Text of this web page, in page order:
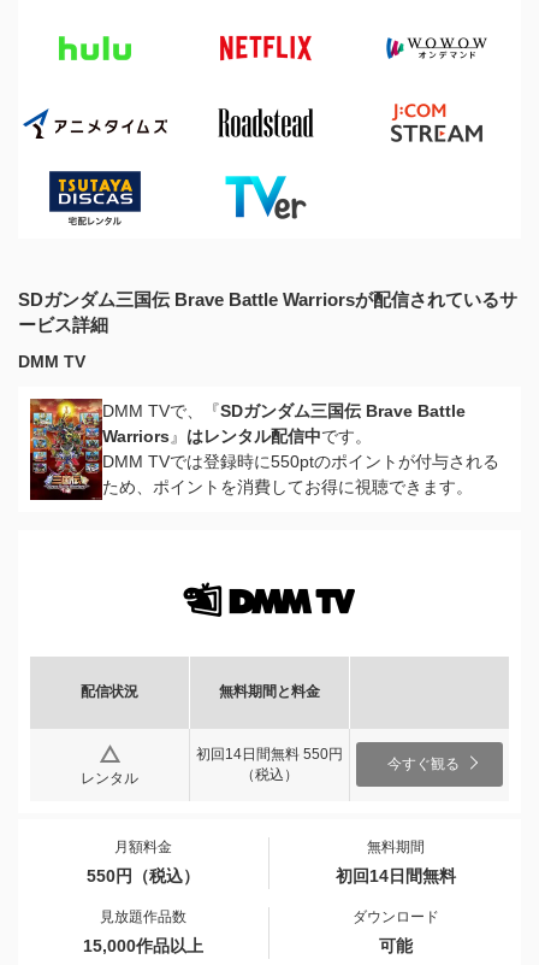
SDガンダム三国伝 Brave Battle Warriorsが配信されているサ
ービス詳細
DMM TV
DMM TVで、『SDガンダム三国伝 Brave Battle
Warriors 』 はレンタル配信中です。
DMM TVでは登録時に550ptのポイントが付与される
ため、ポイントを消費してお得に視聴できます。
配信状況 無料期間と料金
レンタル
初回14日間無料 550円
（税込）
今すぐ観る
月額料金
550円（税込）
無料期間
初回14日間無料
見放題作品数
15,000作品以上
ダウンロード
可能